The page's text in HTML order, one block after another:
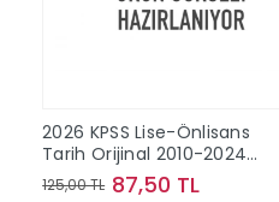
2026 KPSS Lise-Önlisans
Tarih Orijinal 2010-2024
Konu Konu Çıkmış Sorular
125,00 TL 87,50 TL